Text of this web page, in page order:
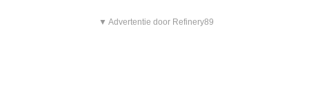
▼ Advertentie door Refinery89